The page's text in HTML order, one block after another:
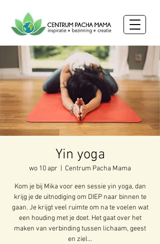
Yin yoga
wo 10 apr Centrum Pacha Mama
Kom je bij Mika voor een sessie yin yoga, dan
krijg je de uitnodiging om DIEP naar binnen te
gaan. Je krijgt veel ruimte om na te voelen wat
een houding met je doet. Het gaat over het
maken van verbinding tussen lichaam, geest
en ziel...